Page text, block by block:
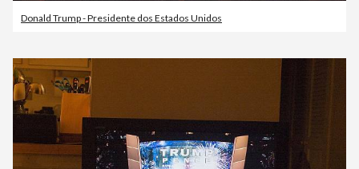
Donald Trump - Presidente dos Estados Unidos